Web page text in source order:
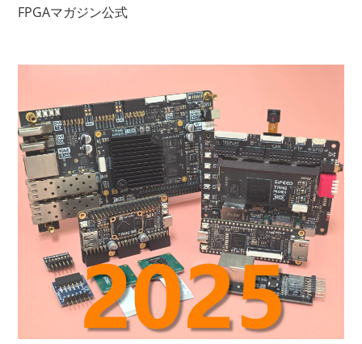
FPGAマガジン公式